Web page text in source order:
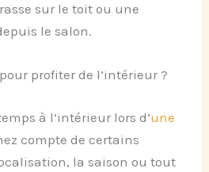
sur le toit ou une
le salon.
profiter de l’intérieur ?
à l’intérieur lors d’une
compte de certains
la saison ou tout